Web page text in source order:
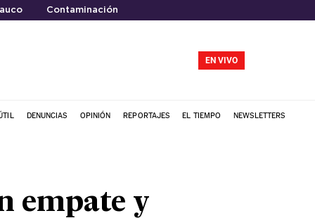
Contaminación
EN VIVO
DENUNCIAS OPINIÓN REPORTAJES EL TIEMPO NEWSLETTERS
empate y